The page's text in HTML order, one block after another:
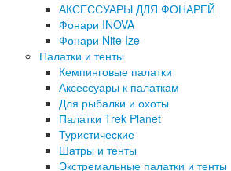
АКСЕССУАРЫ ДЛЯ ФОНАРЕЙ
Фонари INOVA
Фонари Nite Ize
Палатки и тенты
Кемпинговые палатки
Аксессуары к палаткам
Для рыбалки и охоты
Палатки Trek Planet
Туристические
Шатры и тенты
Экстремальные палатки и тенты